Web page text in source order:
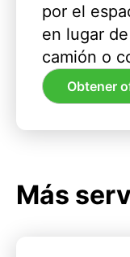
por el
en lugar
camión o
Obtener
Más